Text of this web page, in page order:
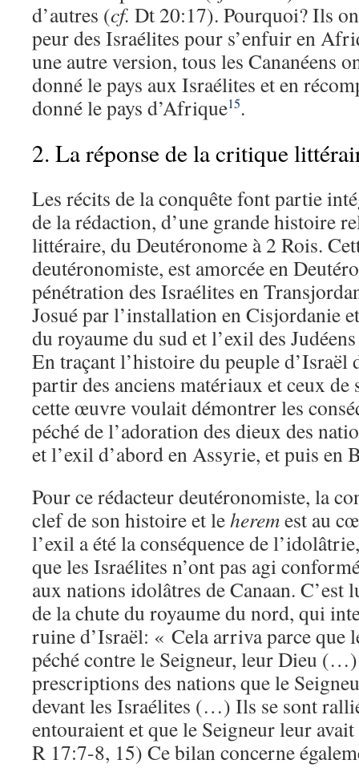
d’autres (cf. Dt 20:17). Pourquoi? Ils
peur des Israélites pour s’enfuir en
une autre version, tous les Cananéens
donné le pays aux Israélites et en
donné le pays d’Afrique15.
2. La réponse de la critique
Les récits de la conquête font partie
de la rédaction, d’une grande histoire
littéraire, du Deutéronome à 2 Rois.
deutéronomiste, est amorcée en
pénétration des Israélites en
Josué par l’installation en Cisjordanie
du royaume du sud et l’exil des
En traçant l’histoire du peuple d’Israël
partir des anciens matériaux et ceux de
cette œuvre voulait démontrer les
péché de l’adoration des dieux des
et l’exil d’abord en Assyrie, et puis en
Pour ce rédacteur deutéronomiste, la
clef de son histoire et leheremest au
l’exil a été la conséquence de
que les Israélites n’ont pas agi
aux nations idolâtres de Canaan. C’est
de la chute du royaume du nord, qui
ruine d’Israël: « Cela arriva parce que
péché contre le Seigneur, leur Dieu
prescriptions des nations que le
devant les Israélites (…) Ils se sont
entouraient et que le Seigneur leur
R 17:7-8, 15) Ce bilan concerne